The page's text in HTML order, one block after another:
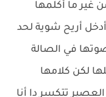
غير ما أكلمها
أريح شوية لحد
في الصالة
لكن كلامها
العصير تتكسر دا أنا